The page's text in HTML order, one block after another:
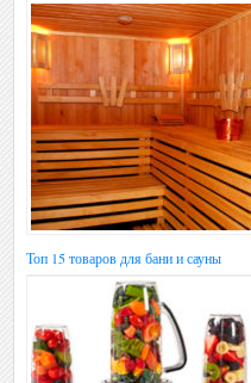
Топ 15 товаров для бани и сауны